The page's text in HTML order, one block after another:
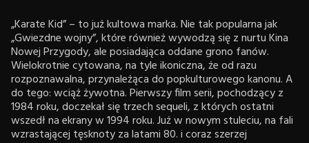
„Karate Kid” – to już kultowa marka. Nie tak popularna jak
„Gwiezdne wojny”, które również wywodzą się z nurtu Kina
Nowej Przygody, ale posiadająca oddane grono fanów.
Wielokrotnie cytowana, na tyle ikoniczna, że od razu
rozpoznawalna, przynależąca do popkulturowego kanonu. A
do tego: wciąż żywotna. Pierwszy film serii, pochodzący z
1984 roku, doczekał się trzech sequeli, z których ostatni
wszedł na ekrany w 1994 roku. Już w nowym stuleciu, na fali
wzrastającej tęsknoty za latami 80. i coraz szerzej